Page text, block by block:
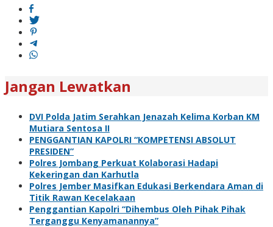
Jangan Lewatkan
DVI Polda Jatim Serahkan Jenazah Kelima Korban KM
Mutiara Sentosa II
PENGGANTIAN KAPOLRI “KOMPETENSI ABSOLUT
PRESIDEN”
Polres Jombang Perkuat Kolaborasi Hadapi
Kekeringan dan Karhutla
Polres Jember Masifkan Edukasi Berkendara Aman di
Titik Rawan Kecelakaan
Penggantian Kapolri “Dihembus Oleh Pihak Pihak
Terganggu Kenyamanannya”